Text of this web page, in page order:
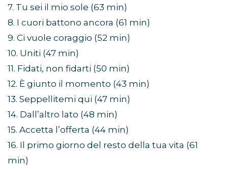
7. Tu sei il mio sole (63 min)
8. I cuori battono ancora (61 min)
9. Ci vuole coraggio (52 min)
10. Uniti (47 min)
11. Fidati, non fidarti (50 min)
12. È giunto il momento (43 min)
13. Seppellitemi qui (47 min)
14. Dall’altro lato (48 min)
15. Accetta l’offerta (44 min)
16. Il primo giorno del resto della tua vita (61
min)